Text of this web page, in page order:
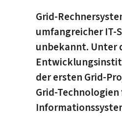
Grid-
umfangreicher
unbekannt. Unter
der ersten Grid-
Grid-